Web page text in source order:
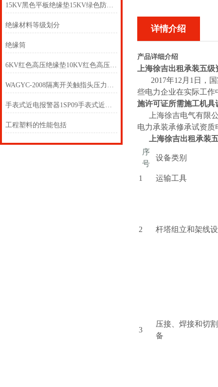
15KV黑色平板绝缘垫15KV绿色防滑绝缘垫
绝缘材料等级划分
绝缘筒
6KV红色高压绝缘垫10KV红色高压绝缘垫
WAGYC-2008隔离开关触指头压力测试仪
手表式近电报警器1SP09手表式近电报警器1SP8F
工程塑料的性能包括
详情介绍
产品详细介绍
上海徐吉出租承装五
2017年12月1日，国
些电力企业在实际工
施许可证所需施工机具
上海徐吉电气有限公
电力承装承修承试资
上海徐吉出租承装
序
号
设备类别
1 运输工具
2 杆塔组立和架线
3
压接、焊接和切
备